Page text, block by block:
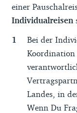
einer
Individualreisen
Bei der
Koordination
Landes, in
Wenn Du